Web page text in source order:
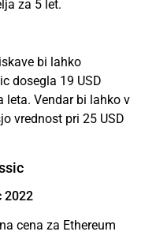
za 5 let.
bi lahko
dosegla 19 USD
leta. Vendar bi lahko v
vrednost pri 25 USD
2022
cena za Ethereum